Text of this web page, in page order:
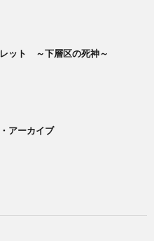
ット ～下層区の死神～
アーカイブ